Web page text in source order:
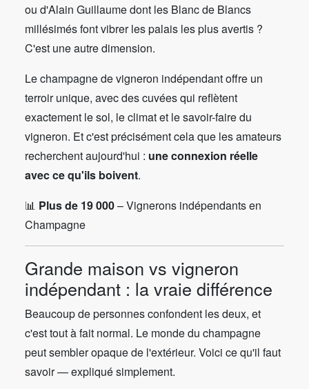
ou d'Alain Guillaume dont les Blanc de Blancs
millésimés font vibrer les palais les plus avertis ?
C'est une autre dimension.
Le champagne de vigneron indépendant offre un
terroir unique, avec des cuvées qui reflètent
exactement le sol, le climat et le savoir-faire du
vigneron. Et c'est précisément cela que les amateurs
recherchent aujourd'hui : une connexion réelle
avec ce qu'ils boivent.
📊 Plus de 19 000– Vignerons indépendants en
Champagne
Grande maison vs vigneron
indépendant : la vraie différence
Beaucoup de personnes confondent les deux, et
c'est tout à fait normal. Le monde du champagne
peut sembler opaque de l'extérieur. Voici ce qu'il faut
savoir — expliqué simplement.